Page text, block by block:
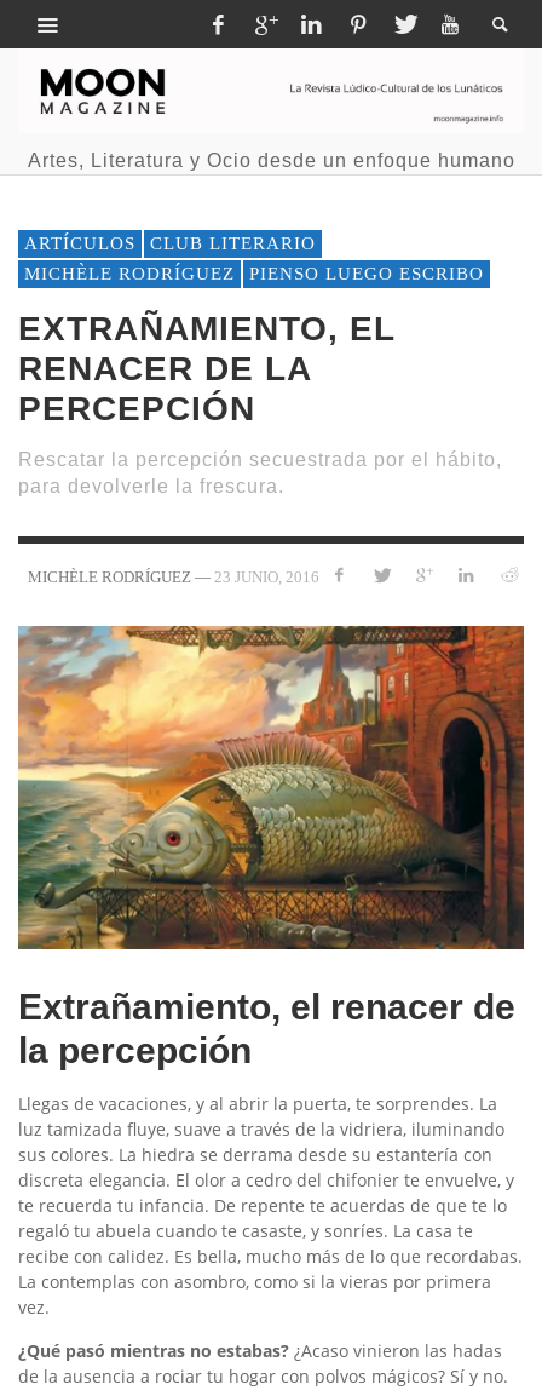
Artes, Literatura y Ocio desde un enfoque humano
ARTÍCULOS
CLUB LITERARIO
MICHÈLE RODRÍGUEZ
PIENSO LUEGO ESCRIBO
EXTRAÑAMIENTO, EL
RENACER DE LA
PERCEPCIÓN
Rescatar la percepción secuestrada por el hábito,
para devolverle la frescura.
MICHÈLE RODRÍGUEZ — 23 JUNIO, 2016
Extrañamiento, el renacer de
la percepción
Llegas de vacaciones, y al abrir la puerta, te sorprendes. La
luz tamizada fluye, suave a través de la vidriera, iluminando
sus colores. La hiedra se derrama desde su estantería con
discreta elegancia. El olor a cedro del chifonier te envuelve, y
te recuerda tu infancia. De repente te acuerdas de que te lo
regaló tu abuela cuando te casaste, y sonríes. La casa te
recibe con calidez. Es bella, mucho más de lo que recordabas.
La contemplas con asombro, como si la vieras por primera
vez.
¿Qué pasó mientras no estabas? ¿Acaso vinieron las hadas
de la ausencia a rociar tu hogar con polvos mágicos? Sí y no.